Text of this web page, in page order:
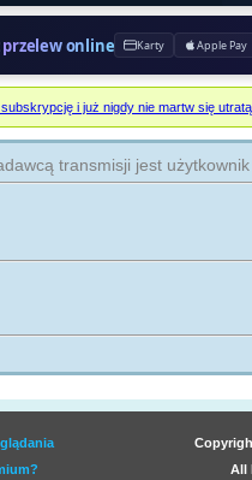
przelew online Karty Apple Pay
i już nigdy nie martw się
transmisji jest
All